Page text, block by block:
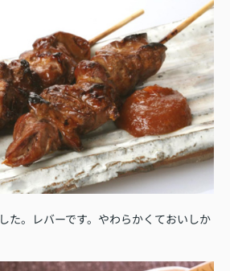
た。レバーです。やわらかくておいしか